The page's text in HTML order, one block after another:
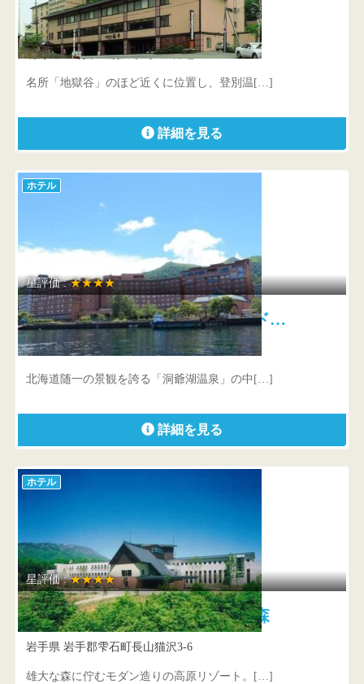
名湯の宿パークホテル雅亭
北海道 登別市登別温泉町100番地
名所「地獄谷」のほど近くに位置し、登別温[…]
詳細を見る
ホテル
星評価 :★★★★
洞爺湖万世閣ホテルレイクサイド…
北海道 虻田郡洞爺湖町洞爺湖温泉21番地
北海道随一の景観を誇る「洞爺湖温泉」の中[…]
詳細を見る
ホテル
星評価 :★★★★
南網張ありね温泉 ゆこたんの森
岩手県 岩手郡雫石町長山猫沢3-6
雄大な森に佇むモダン造りの高原リゾート。[…]